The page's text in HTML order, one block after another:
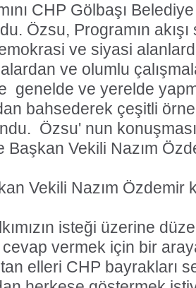
CHP Gölbaşı
Özsu, Programın akışı
ve siyasi
ve olumlu
genelde ve yerelde
bahsederek çeşitli
Özsu' nun
Başkan Vekili Nazım
Vekili Nazım Özdemir
isteği üzerine
vermek için bir
elleri CHP bayrakları